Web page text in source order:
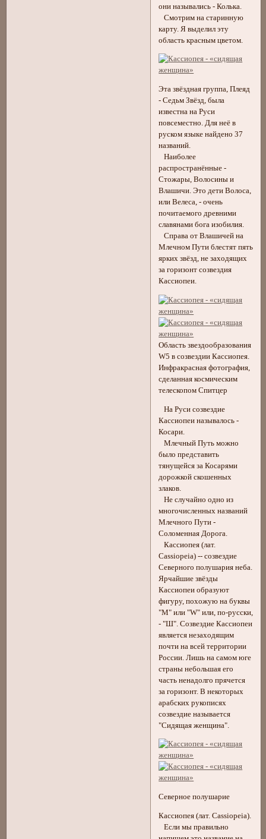
они назывались - Колька.
Смотрим на старинную
карту. Я выделил эту
область красным цветом.
Эта звёздная группа, Плеяд
- Седьм Звёзд, была
известна на Руси
повсеместно. Для неё в
руском языке найдено 37
названий.
Наиболее
распространённые -
Стожары, Волосины и
Влашичи. Это дети Волоса,
или Велеса, - очень
почитаемого древними
славянами бога изобилия.
Справа от Влашичей на
Млечном Пути блестят пять
ярких звёзд, не заходящих
за горизонт созвездия
Кассиопеи.
Область звездообразования
W5 в созвездии Кассиопея.
Инфракрасная фотография,
сделанная космическим
телескопом Спитцер
На Руси созвездие
Кассиопеи называлось -
Косари.
Млечный Путь можно
было представить
тянущейся за Косарями
дорожкой скошенных
злаков.
Не случайно одно из
многочисленных названий
Млечного Пути -
Соломенная Дорога.
Кассиопея (лат.
Cassiopeia) -- созвездие
Северного полушария неба.
Ярчайшие звёзды
Кассиопеи образуют
фигуру, похожую на буквы
"М" или "W" или, по-русски,
- "Ш". Созвездие Кассиопеи
является незаходящим
почти на всей территории
России. Лишь на самом юге
страны небольшая его
часть ненадолго прячется
за горизонт. В некоторых
арабских рукописях
созвездие называется
"Сидящая женщина".
Северное полушарие
Кассиопея (лат. Cassiopeia).
Если мы правильно